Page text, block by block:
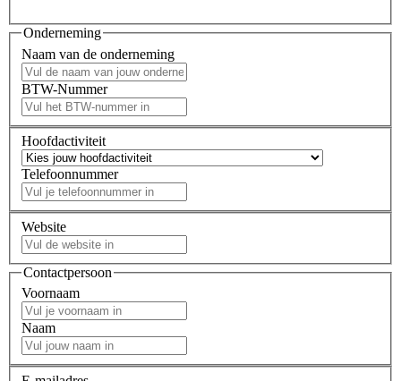
Onderneming
Naam van de onderneming
BTW-Nummer
Hoofdactiviteit
Telefoonnummer
Website
Contactpersoon
Voornaam
Naam